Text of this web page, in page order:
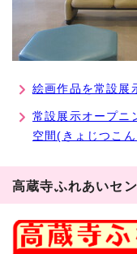
絵画作品を常設展
常設展示オープ
空間(きょじつこ
高蔵寺ふれあいセ